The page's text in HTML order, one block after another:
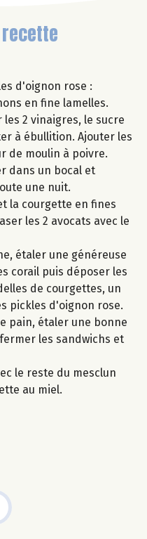
recette
d'oignon rose :
en fine lamelles.
les 2 vinaigres, le sucre
à ébullition. Ajouter les
de moulin à poivre.
dans un bocal et
une nuit.
la courgette en fines
les 2 avocats avec le
étaler une généreuse
corail puis déposer les
de courgettes, un
pickles d'oignon rose.
pain, étaler une bonne
les sandwichs et
le reste du mesclun
au miel.